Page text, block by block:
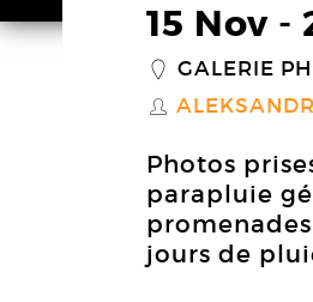
15 Nov -
_ GALERIE
S
Photos
parapluie
jours de